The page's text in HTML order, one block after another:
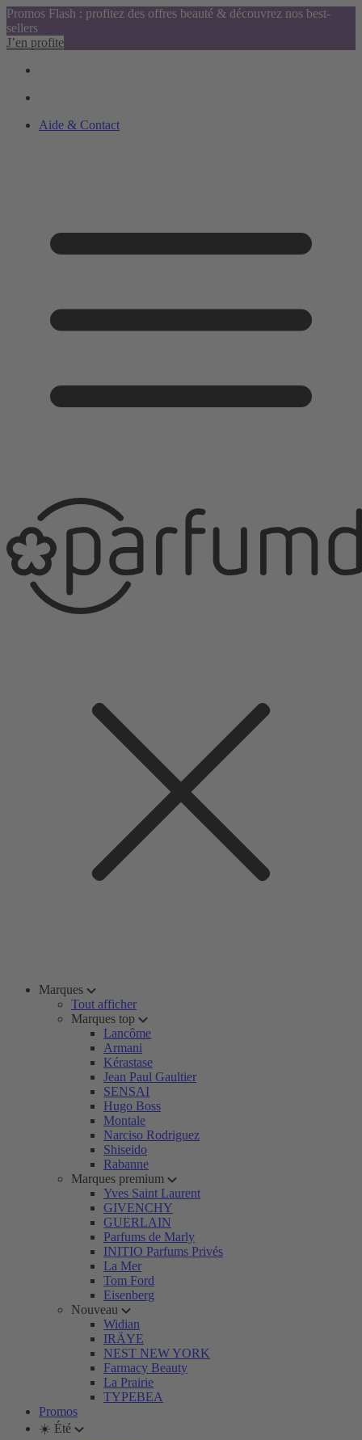
Promos Flash : profitez des offres beauté & découvrez nos best-
sellers
J’en profite
Aide & Contact
Marques
Tout afficher
Marques top
Lancôme
Armani
Kérastase
Jean Paul Gaultier
SENSAI
Hugo Boss
Montale
Narciso Rodriguez
Shiseido
Rabanne
Marques premium
Yves Saint Laurent
GIVENCHY
GUERLAIN
Parfums de Marly
INITIO Parfums Privés
La Mer
Tom Ford
Eisenberg
Nouveau
Widian
IRÄYE
NEST NEW YORK
Farmacy Beauty
La Prairie
TYPEBEA
Promos
☀️ Été